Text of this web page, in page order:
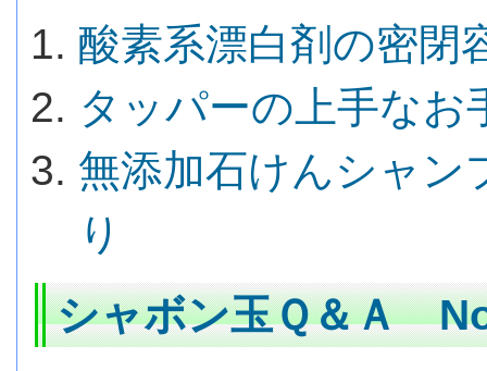
酸素系漂白剤の密閉
タッパーの上手なお
無添加石けんシャン
り
シャボン玉Ｑ＆Ａ